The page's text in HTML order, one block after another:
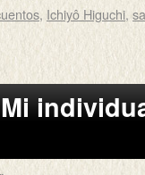
, Ichiyô Higuchi,